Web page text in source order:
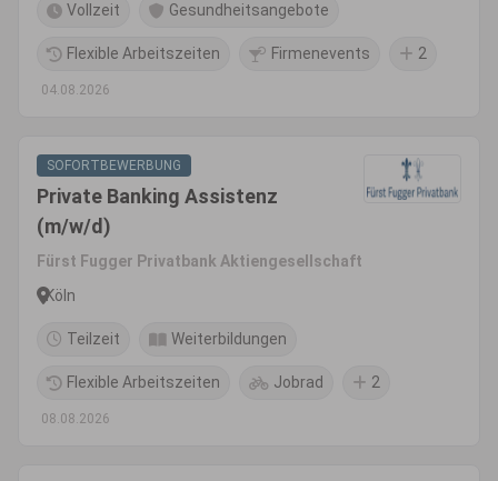
Vollzeit Gesundheitsangebote
Flexible Arbeitszeiten Firmenevents 2
04.08.2026
SOFORTBEWERBUNG
Private Banking Assistenz
(m/w/d)
Fürst Fugger Privatbank Aktiengesellschaft
Köln
Teilzeit Weiterbildungen
Flexible Arbeitszeiten Jobrad 2
08.08.2026